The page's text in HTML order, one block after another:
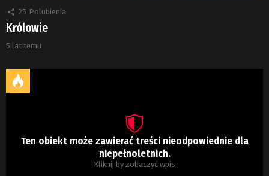
25 Polubienia
Królowie
5 lat temu
Ten obiekt może zawierać treści nieodpowiednie dla
niepełnoletnich.
Kliknij by zobaczyć wpis